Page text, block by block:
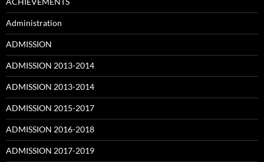
Administration
ADMISSION
ADMISSION 2013-2014
ADMISSION 2013-2014
ADMISSION 2015-2017
ADMISSION 2016-2018
ADMISSION 2017-2019